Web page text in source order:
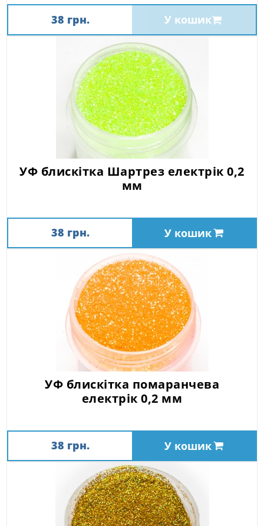
38 грн. У кошик
УФ блискітка Шартрез електрік 0,2
мм
38 грн. У кошик
УФ блискітка помаранчева
електрік 0,2 мм
38 грн. У кошик